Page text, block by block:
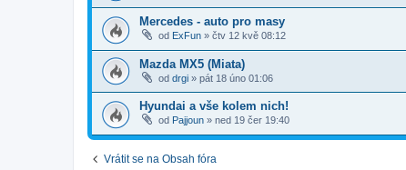
Mercedes - auto pro masy
od ExFun » čtv 12 kvě 08:12
Mazda MX5 (Miata)
od drgi » pát 18 úno 01:06
Hyundai a vše kolem nich!
od Pajjoun » ned 19 čer 19:40
Vrátit se na Obsah fóra